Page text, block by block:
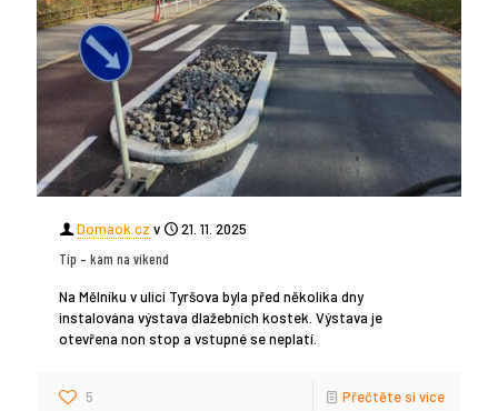
Domaok.cz v
21. 11. 2025
Tip – kam na víkend
Na Mělníku v ulici Tyršova byla před několika dny
instalována výstava dlažebních kostek. Výstava je
otevřena non stop a vstupné se neplatí.
5 Přečtěte si více